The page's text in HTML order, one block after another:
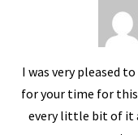
I was very pleased
for your time for
every little bit of it